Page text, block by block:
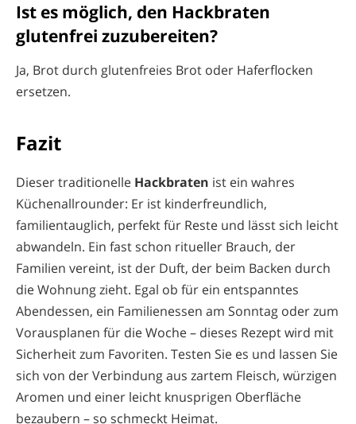
Ist es möglich, den Hackbraten
glutenfrei zuzubereiten?
Ja, Brot durch glutenfreies Brot oder Haferflocken
ersetzen.
Fazit
Dieser traditionelle Hackbraten ist ein wahres
Küchenallrounder: Er ist kinderfreundlich,
familientauglich, perfekt für Reste und lässt sich leicht
abwandeln. Ein fast schon ritueller Brauch, der
Familien vereint, ist der Duft, der beim Backen durch
die Wohnung zieht. Egal ob für ein entspanntes
Abendessen, ein Familienessen am Sonntag oder zum
Vorausplanen für die Woche – dieses Rezept wird mit
Sicherheit zum Favoriten. Testen Sie es und lassen Sie
sich von der Verbindung aus zartem Fleisch, würzigen
Aromen und einer leicht knusprigen Oberfläche
bezaubern – so schmeckt Heimat.